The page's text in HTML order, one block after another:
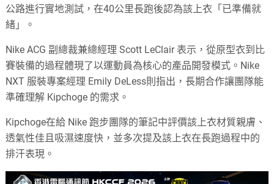
公路進行實地測試，在40公里長跑後認為該上衣「已準備就
緒」。
Nike ACG 副總裁兼總經理 Scott LeClair 表示，從原型衣到比
賽裝備的過程體現了以運動員為核心的產品開發模式。Nike
NXT 服裝專案經理 Emily DeLess則指出，長期合作讓團隊能
準確理解 Kipchoge 的需求。
Kipchoge在給 Nike 跑步團隊的筆記中評價該上衣材質親膚、
透氣性佳且吸濕速度快，並多次提及該上衣在長跑過程中的
排汗表現。